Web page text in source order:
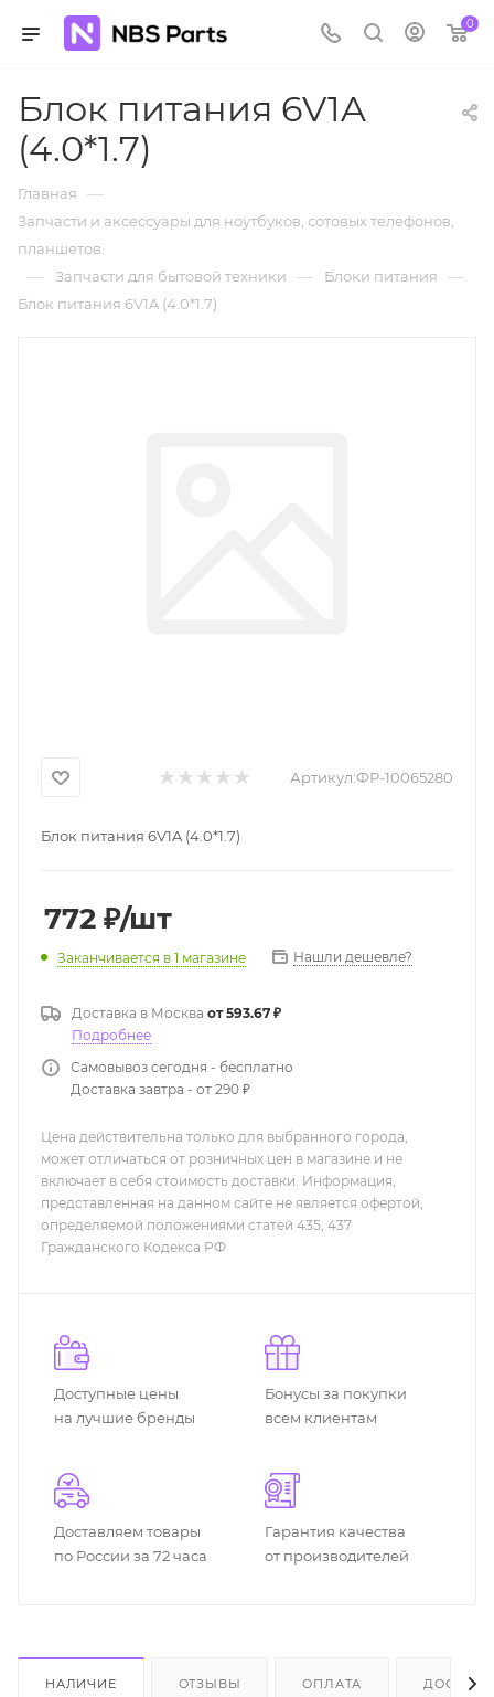
0
Блок питания 6V1A
(4.0*1.7)
Главная —
Запчасти и аксессуары для ноутбуков, сотовых телефонов,
планшетов.
— Запчасти для бытовой техники — Блоки питания —
Блок питания 6V1A (4.0*1.7)
Артикул:ФР-10065280
Блок питания 6V1A (4.0*1.7)
772 ₽/шт
Заканчивается в 1 магазине Нашли дешевле?
Доставка в Москва от 593.67 ₽
Подробнее
Самовывоз сегодня - бесплатно
Доставка завтра - от 290 ₽
Цена действительна только для выбранного города,
может отличаться от розничных цен в магазине и не
включает в себя стоимость доставки. Информация,
представленная на данном сайте не является офертой,
определяемой положениями статей 435, 437
Гражданского Кодекса РФ
Доступные цены
на лучшие бренды
Бонусы за покупки
всем клиентам
Доставляем товары
по России за 72 часа
Гарантия качества
от производителей
НАЛИЧИЕ ОТЗЫВЫ ОПЛАТА